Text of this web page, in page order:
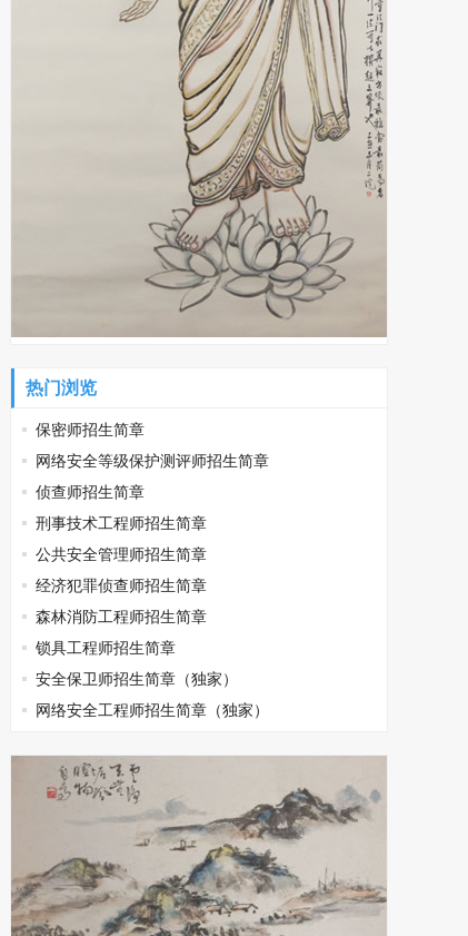
热门浏览
保密师招生简章
网络安全等级保护测评师招生简章
侦查师招生简章
刑事技术工程师招生简章
公共安全管理师招生简章
经济犯罪侦查师招生简章
森林消防工程师招生简章
锁具工程师招生简章
安全保卫师招生简章（独家）
网络安全工程师招生简章（独家）